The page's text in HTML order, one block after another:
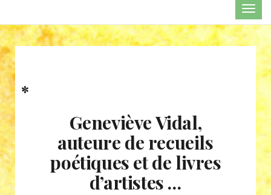
*
Geneviève Vidal,
auteure de recueils
poétiques et de livres
d’artistes …